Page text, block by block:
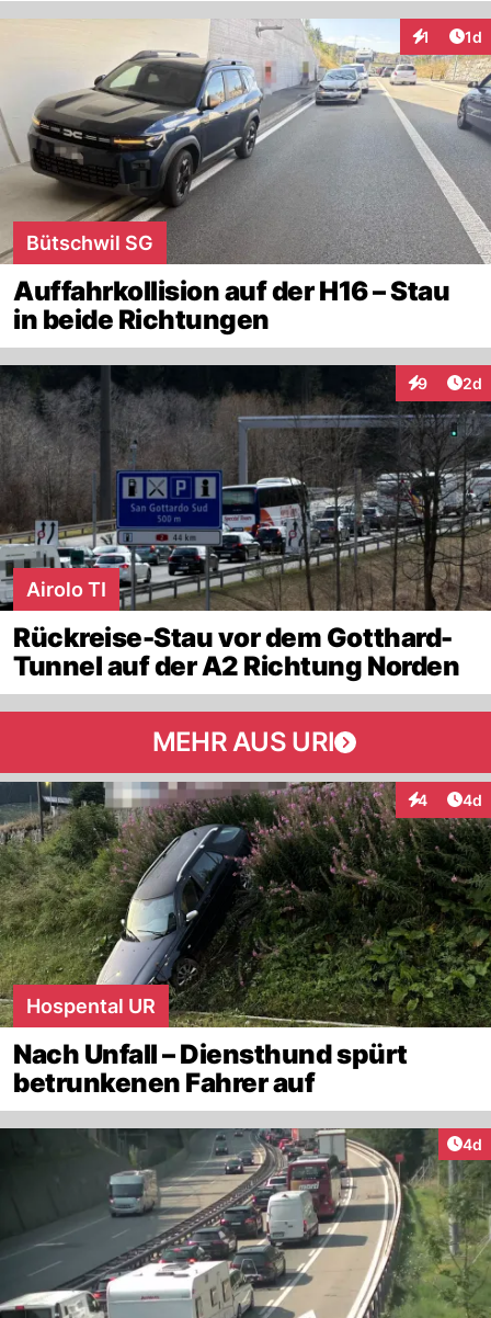
1 1d
Bütschwil SG
Auffahrkollision auf der H16 – Stau
in beide Richtungen
9 2d
Airolo TI
Rückreise-Stau vor dem Gotthard-
Tunnel auf der A2 Richtung Norden
MEHR AUS URI
4 4d
Hospental UR
Nach Unfall – Diensthund spürt
betrunkenen Fahrer auf
4d